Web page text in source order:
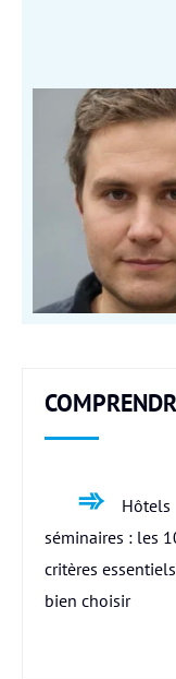
Hôtels
séminaires : les
critères
bien choisir